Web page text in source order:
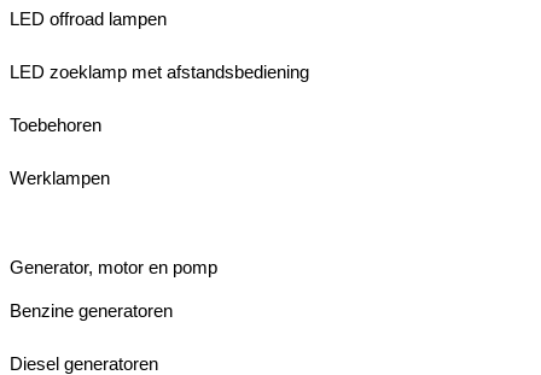
LED offroad lampen
LED zoeklamp met afstandsbediening
Toebehoren
Werklampen
Generator, motor en pomp
Benzine generatoren
Diesel generatoren